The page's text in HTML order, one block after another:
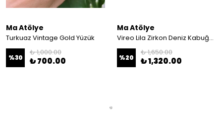
Ma Atölye
Turkuaz Vintage Gold Yüzük
%30
₺ 1,000.00
₺ 700.00
Ma Atölye
Vireo Lila Zirkon Deniz Kabuğu Küpe
%20
₺ 1,650.00
₺ 1,320.00